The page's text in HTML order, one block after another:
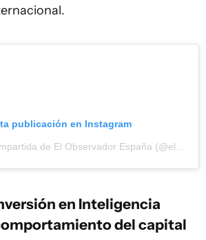
publicación en Instagram
en Inteligencia
del capital